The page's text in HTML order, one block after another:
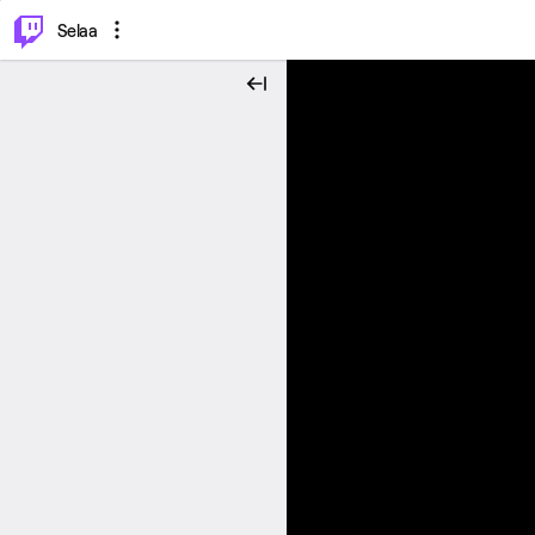
Selaa